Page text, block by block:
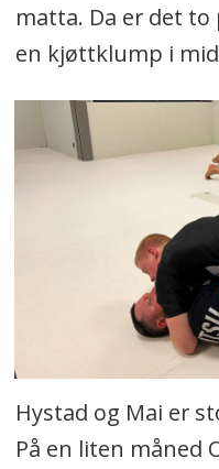
matta. Da er det
en kjøttklump i
Hystad og Mai er
På en liten måned